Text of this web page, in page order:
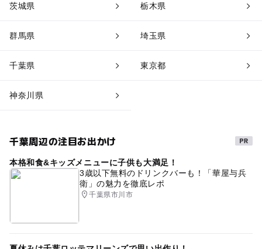
茨城県 栃木県
群馬県 埼玉県
千葉県 東京都
神奈川県
千葉周辺の注目お出かけ
本格和食&キッズメニューに子供も大満足！
3歳以下無料のドリンクバーも！「華屋与兵
衛」の魅力を徹底レポ
千葉県市川市